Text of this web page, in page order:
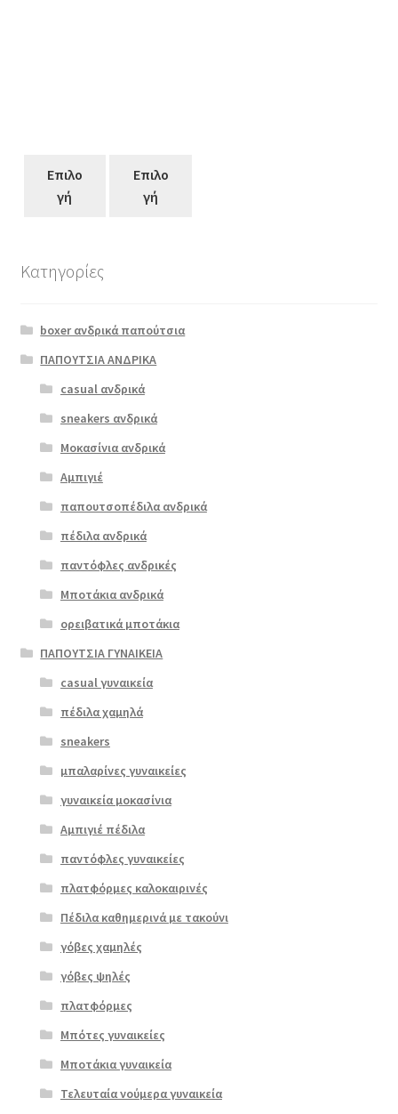
Επιλο
γή
Επιλο
γή
Scarpy AK24-
504 πλατίνα
€53.00
γή
προϊόν
έχει
πολλαπλές
επιλογές
μπορούν
επιλεγούν
στη
σελίδα
προϊόντος
Κατηγορίες
boxer ανδρικά παπούτσια
ΠΑΠΟΥΤΣΙΑ ΑΝΔΡΙΚΑ
casual ανδρικά
sneakers ανδρικά
Μοκασίνια ανδρικά
Αμπιγιέ
παπουτσοπέδιλα ανδρικά
πέδιλα ανδρικά
παντόφλες ανδρικές
Μποτάκια ανδρικά
ορειβατικά μποτάκια
ΠΑΠΟΥΤΣΙΑ ΓΥΝΑΙΚΕΙΑ
casual γυναικεία
πέδιλα χαμηλά
sneakers
μπαλαρίνες γυναικείες
γυναικεία μοκασίνια
Αμπιγιέ πέδιλα
παντόφλες γυναικείες
πλατφόρμες καλοκαιρινές
Πέδιλα καθημερινά με τακούνι
γόβες χαμηλές
γόβες ψηλές
πλατφόρμες
Μπότες γυναικείες
Μποτάκια γυναικεία
Τελευταία νούμερα γυναικεία